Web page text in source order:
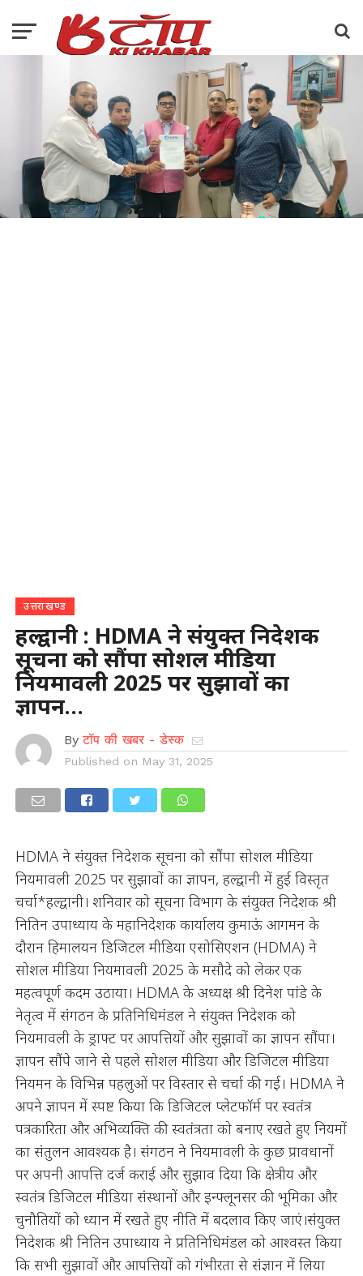
उत्तराखण्ड
हल्द्वानी : HDMA ने संयुक्त निदेशक
सूचना को सौंपा सोशल मीडिया
नियमावली 2025 पर सुझावों का
ज्ञापन…
By टॉप की खबर - डेस्क
Published on May 31, 2025
HDMA ने संयुक्त निदेशक सूचना को सौंपा सोशल मीडिया
नियमावली 2025 पर सुझावों का ज्ञापन, हल्द्वानी में हुई विस्तृत
चर्चा*हल्द्वानी। शनिवार को सूचना विभाग के संयुक्त निदेशक श्री
नितिन उपाध्याय के महानिदेशक कार्यालय कुमाऊं आगमन के
दौरान हिमालयन डिजिटल मीडिया एसोसिएशन (HDMA) ने
सोशल मीडिया नियमावली 2025 के मसौदे को लेकर एक
महत्वपूर्ण कदम उठाया। HDMA के अध्यक्ष श्री दिनेश पांडे के
नेतृत्व में संगठन के प्रतिनिधिमंडल ने संयुक्त निदेशक को
नियमावली के ड्राफ्ट पर आपत्तियों और सुझावों का ज्ञापन सौंपा।
ज्ञापन सौंपे जाने से पहले सोशल मीडिया और डिजिटल मीडिया
नियमन के विभिन्न पहलुओं पर विस्तार से चर्चा की गई। HDMA ने
अपने ज्ञापन में स्पष्ट किया कि डिजिटल प्लेटफॉर्म पर स्वतंत्र
पत्रकारिता और अभिव्यक्ति की स्वतंत्रता को बनाए रखते हुए नियमों
का संतुलन आवश्यक है। संगठन ने नियमावली के कुछ प्रावधानों
पर अपनी आपत्ति दर्ज कराई और सुझाव दिया कि क्षेत्रीय और
स्वतंत्र डिजिटल मीडिया संस्थानों और इन्फ्लूनसर की भूमिका और
चुनौतियों को ध्यान में रखते हुए नीति में बदलाव किए जाएं।संयुक्त
निदेशक श्री नितिन उपाध्याय ने प्रतिनिधिमंडल को आश्वस्त किया
कि सभी सुझावों और आपत्तियों को गंभीरता से संज्ञान में लिया